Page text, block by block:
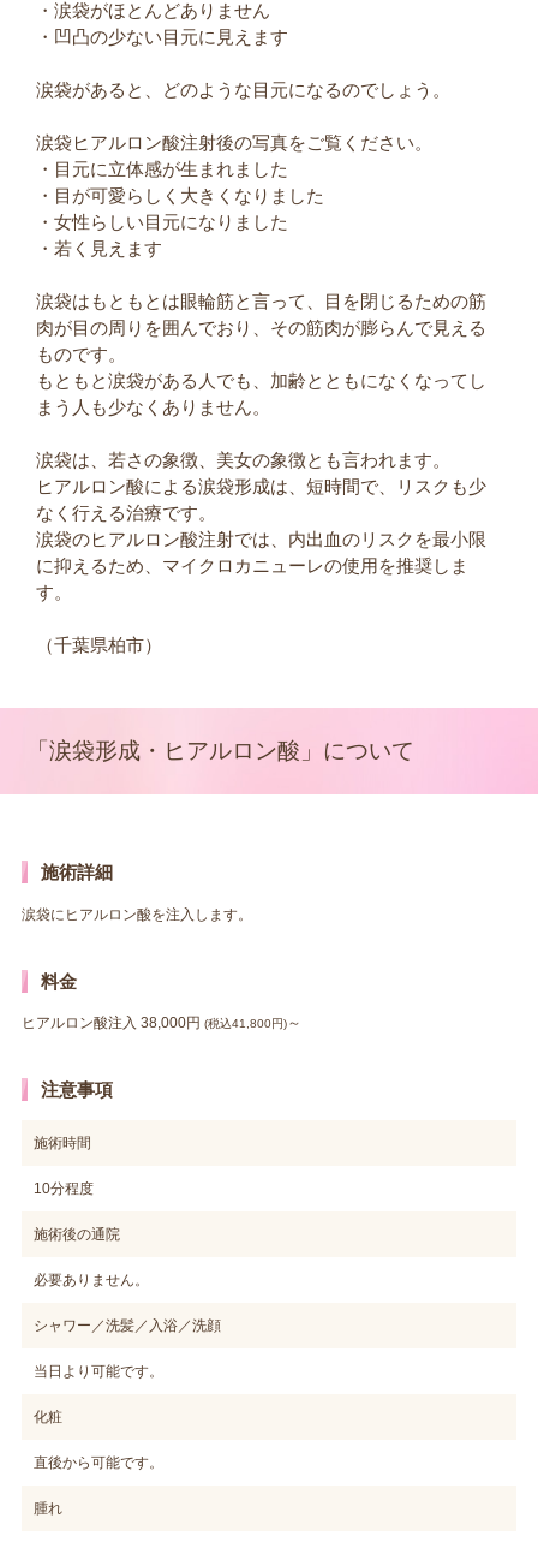
・涙袋がほとんどありません
・凹凸の少ない目元に見えます
涙袋があると、どのような目元になるのでしょう。
涙袋ヒアルロン酸注射後の写真をご覧ください。
・目元に立体感が生まれました
・目が可愛らしく大きくなりました
・女性らしい目元になりました
・若く見えます
涙袋はもともとは眼輪筋と言って、目を閉じるための筋
肉が目の周りを囲んでおり、その筋肉が膨らんで見える
ものです。
もともと涙袋がある人でも、加齢とともになくなってし
まう人も少なくありません。
涙袋は、若さの象徴、美女の象徴とも言われます。
ヒアルロン酸による涙袋形成は、短時間で、リスクも少
なく行える治療です。
涙袋のヒアルロン酸注射では、内出血のリスクを最小限
に抑えるため、マイクロカニューレの使用を推奨しま
す。
（千葉県柏市）
「涙袋形成・ヒアルロン酸」について
施術詳細
涙袋にヒアルロン酸を注入します。
料金
ヒアルロン酸注入 38,000円 (税込41,800円)～
注意事項
施術時間
10分程度
施術後の通院
必要ありません。
シャワー／洗髪／入浴／洗顔
当日より可能です。
化粧
直後から可能です。
腫れ